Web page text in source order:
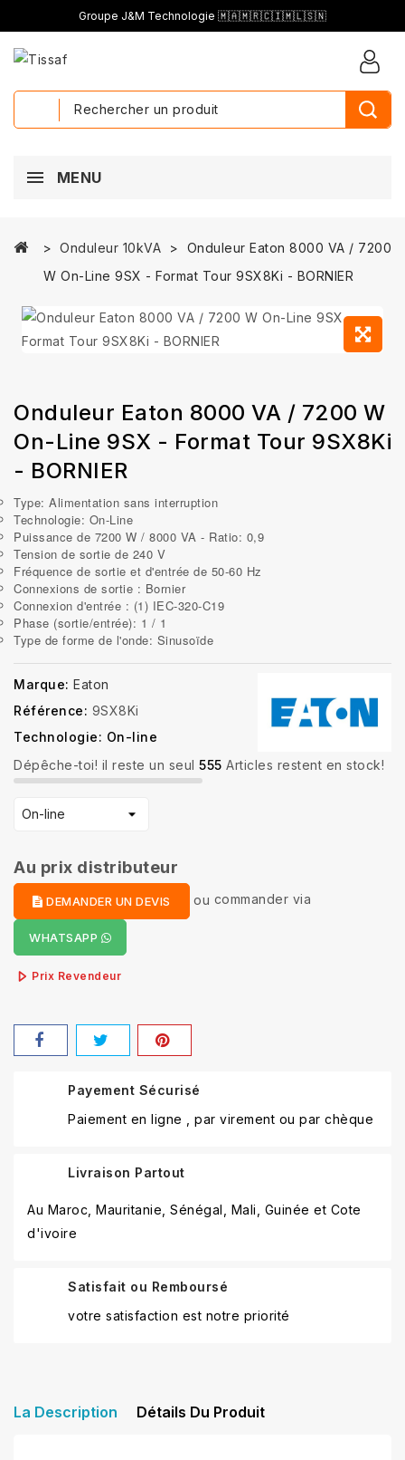
Groupe J&M Technologie 🇲🇦🇲🇷🇨🇮🇲🇱🇸🇳
MENU
Onduleur 10kVA
Onduleur Eaton 8000 VA / 7200
W On-Line 9SX - Format Tour 9SX8Ki - BORNIER
Onduleur Eaton 8000 VA / 7200 W
On-Line 9SX - Format Tour 9SX8Ki
- BORNIER
Type: Alimentation sans interruption
Technologie: On-Line
Puissance de 7200 W / 8000 VA - Ratio: 0,9
Tension de sortie de 240 V
Fréquence de sortie et d'entrée de 50-60 Hz
Connexions de sortie : Bornier
Connexion d'entrée : (1) IEC-320-C19
Phase (sortie/entrée): 1 / 1
Type de forme de l'onde: Sinusoïde
Marque: Eaton
Référence: 9SX8Ki
Dépêche-toi! il reste un seul 555 Articles restent en stock!
Technologie: On-line
Au prix distributeur
DEMANDER UN DEVIS ou commander via
WHATSAPP
Prix Revendeur
Payement Sécurisé
Paiement en ligne , par virement ou par chèque
Livraison Partout
Au Maroc, Mauritanie, Sénégal, Mali, Guinée et Cote
d'ivoire
Satisfait ou Remboursé
votre satisfaction est notre priorité
La Description Détails Du Produit